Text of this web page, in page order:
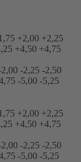
+2,00 +2,25
+4,50 +4,75
-2,25 -2,50
-5,00 -5,25
+2,00 +2,25
+4,50 +4,75
-2,25 -2,50
-5,00 -5,25